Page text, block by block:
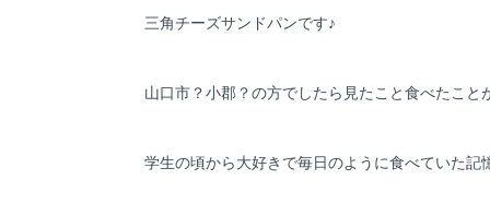
三角チーズサンドパンです♪
山口市？小郡？の方でしたら見たこと食べたこと
学生の頃から大好きで毎日のように食べていた